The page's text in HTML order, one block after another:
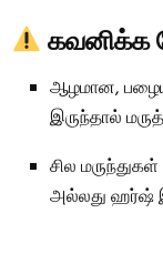
கவனிக்க
ஆழமான,
இருந்தால்
சில
அல்லது ஹர்ஷ்